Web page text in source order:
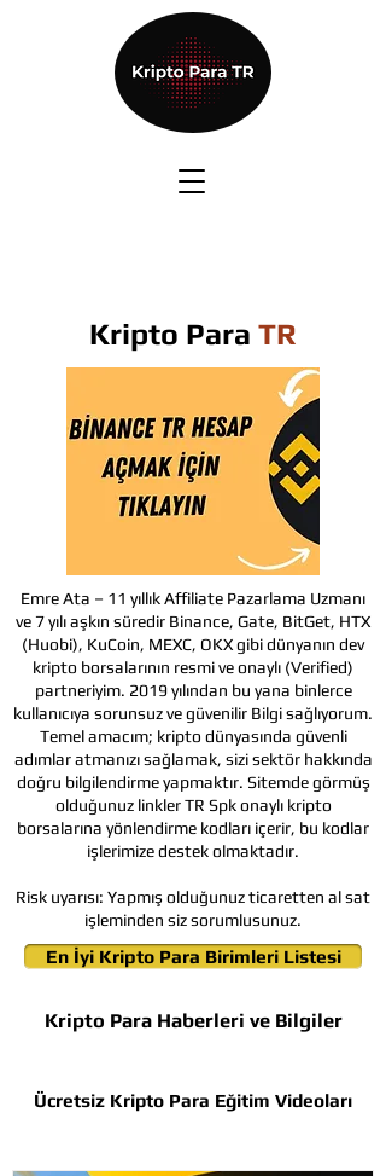
Ücretsiz Kripto Para Eğitim Videoları
Kripto Para Haberleri ve Bilgiler
En İyi Kripto Para Birimleri Listesi
Kripto Para TR
Emre Ata – 11 yıllık Affiliate Pazarlama Uzmanı
ve 7 yılı aşkın süredir Binance, Gate, BitGet, HTX
(Huobi), KuCoin, MEXC, OKX gibi dünyanın dev
kripto borsalarının resmi ve onaylı (Verified)
partneriyim. 2019 yılından bu yana binlerce
kullanıcıya sorunsuz ve güvenilir Bilgi sağlıyorum.
Temel amacım; kripto dünyasında güvenli
adımlar atmanızı sağlamak, sizi sektör hakkında
doğru bilgilendirme yapmaktır. Sitemde görmüş
olduğunuz linkler TR Spk onaylı kripto
borsalarına yönlendirme kodları içerir, bu kodlar
işlerimize destek olmaktadır.
Risk uyarısı: Yapmış olduğunuz ticaretten al sat
işleminden siz sorumlusunuz.